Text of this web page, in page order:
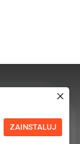
ZAINSTALUJ
i